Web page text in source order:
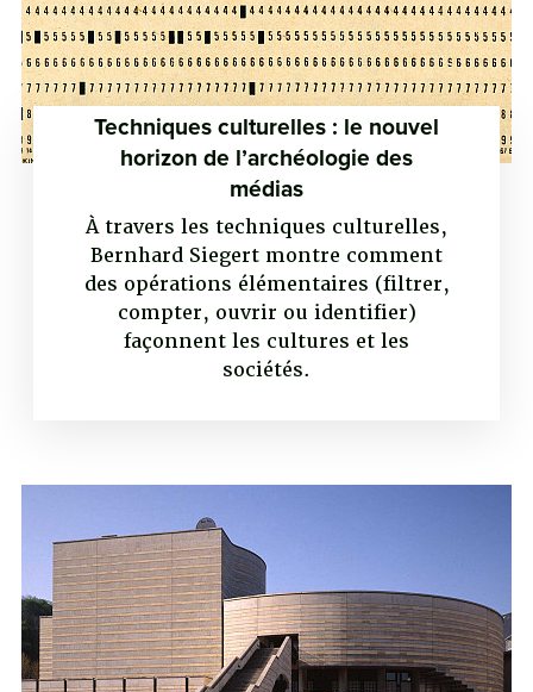
Techniques culturelles : le nouvel
horizon de l’archéologie des
médias
À travers les techniques culturelles,
Bernhard Siegert montre comment
des opérations élémentaires (filtrer,
compter, ouvrir ou identifier)
façonnent les cultures et les
sociétés.